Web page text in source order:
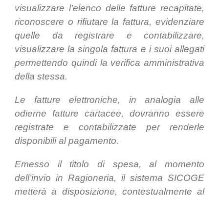
visualizzare l’elenco delle fatture recapitate,
riconoscere o rifiutare la fattura, evidenziare
quelle da registrare e contabilizzare,
visualizzare la singola fattura e i suoi allegati
permettendo quindi la verifica amministrativa
della stessa.
Le fatture elettroniche, in analogia alle
odierne fatture cartacee, dovranno essere
registrate e contabilizzate per renderle
disponibili al pagamento.
Emesso il titolo di spesa, al momento
dell’invio in Ragioneria, il sistema SICOGE
metterà a disposizione, contestualmente al